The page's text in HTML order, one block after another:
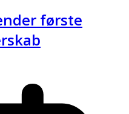
første